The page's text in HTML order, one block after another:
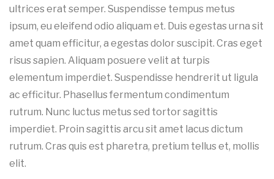
ultrices erat semper. Suspendisse tempus metus
ipsum, eu eleifend odio aliquam et. Duis egestas urna sit
amet quam efficitur, a egestas dolor suscipit. Cras eget
risus sapien. Aliquam posuere velit at turpis
elementum imperdiet. Suspendisse hendrerit ut ligula
ac efficitur. Phasellus fermentum condimentum
rutrum. Nunc luctus metus sed tortor sagittis
imperdiet. Proin sagittis arcu sit amet lacus dictum
rutrum. Cras quis est pharetra, pretium tellus et, mollis
elit.